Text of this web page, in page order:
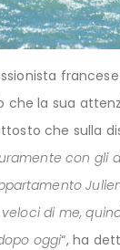
che la sua
che sulla
con gli
di me,
oggi“, ha